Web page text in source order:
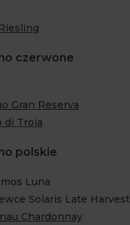
czerwone
Gran Reserva
di Troia
polskie
Luna
Solaris Late Harvest
Chardonnay